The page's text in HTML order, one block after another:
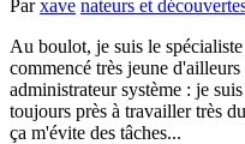
Parxave nateurs et
Au boulot, je suis le
commencé très jeune
administrateur système : je
toujours près à travailler très
ça m'évite des tâches...